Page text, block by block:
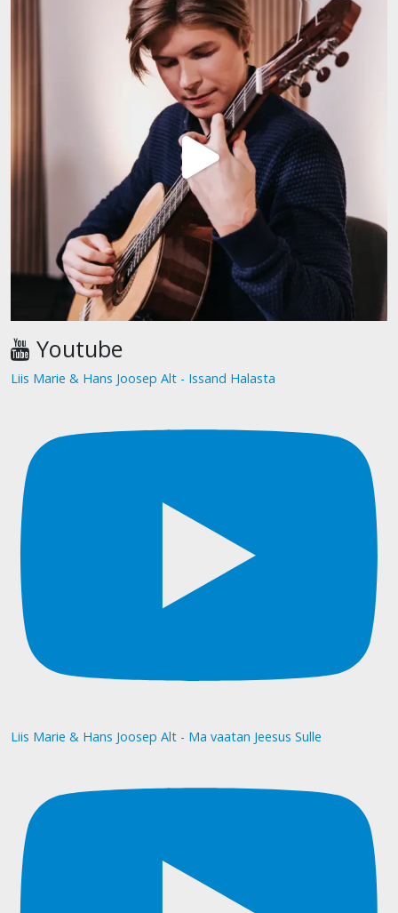
Youtube
Liis Marie & Hans Joosep Alt - Issand Halasta
Liis Marie & Hans Joosep Alt - Ma vaatan Jeesus Sulle